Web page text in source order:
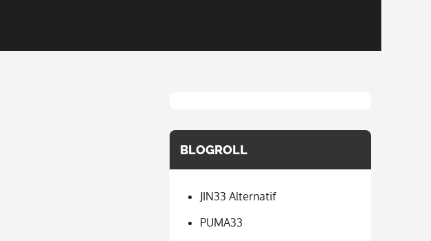
BLOGROLL
JIN33 Alternatif
PUMA33